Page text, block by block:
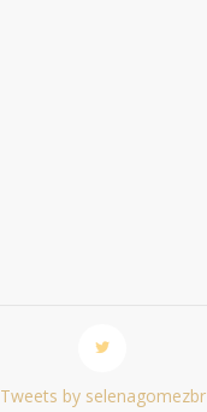
Tweets by selenagomezbr